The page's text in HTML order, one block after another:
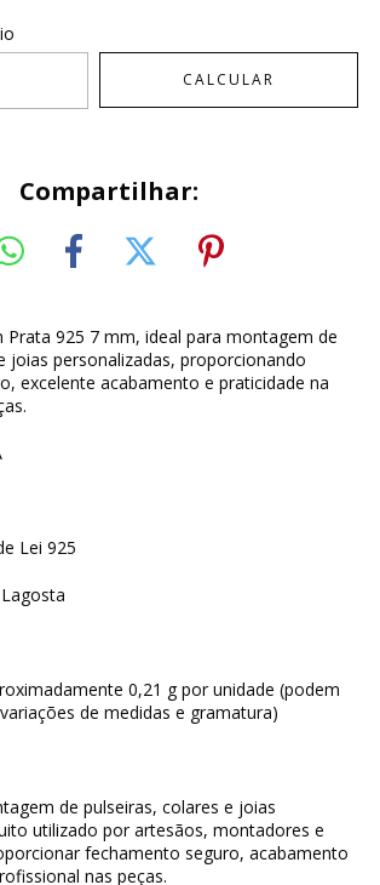
CALCULAR
Compartilhar:
Prata 925 7 mm, ideal para montagem de
joias personalizadas, proporcionando
excelente acabamento e praticidade na
Lei 925
0,21 g por unidade (podem
de medidas e gramatura)
de pulseiras, colares e joias
utilizado por artesãos, montadores e
fechamento seguro, acabamento
nas peças.